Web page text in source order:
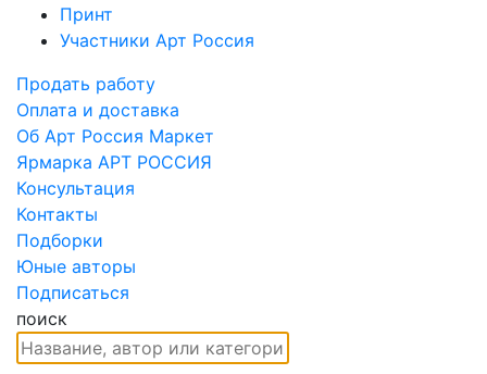
Принт
Участники Арт Россия
Продать работу
Оплата и доставка
Об Арт Россия Маркет
Ярмарка АРТ РОССИЯ
Консультация
Контакты
Подборки
Юные авторы
Подписаться
поиск